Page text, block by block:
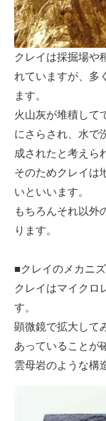
クレイは採掘場や
れていますが、多
ます。
火山灰が堆積して
にさらされ、水で
成されたと考えら
そのためクレイは
いといいます。
もちろんそれ以外
ります。
■クレイのメカニ
クレイはマイクロ
す。
顕微鏡で拡大して
あっていることが
雲母岩のような構